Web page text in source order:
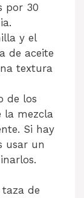
por 30
y el
de aceite
textura
de los
la mezcla
Si hay
usar un
de